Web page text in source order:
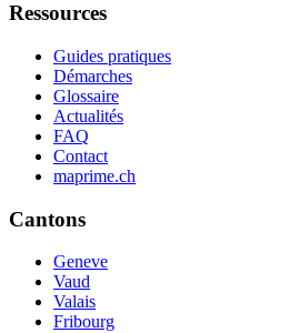
Ressources
Guides pratiques
Démarches
Glossaire
Actualités
FAQ
Contact
maprime.ch
Cantons
Geneve
Vaud
Valais
Fribourg